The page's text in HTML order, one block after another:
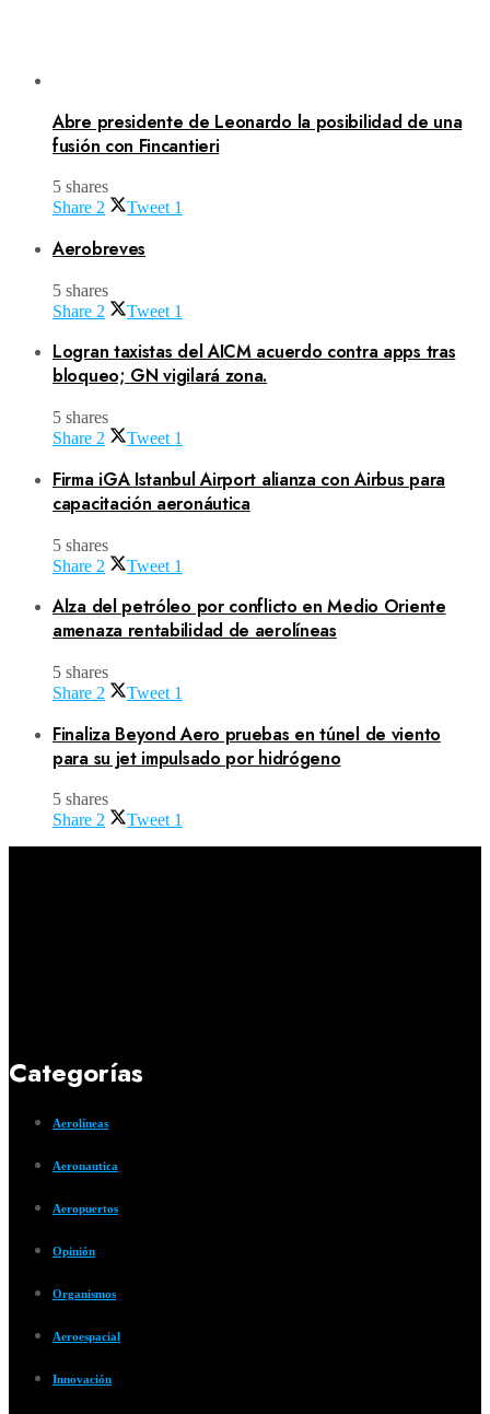
Abre presidente de Leonardo la posibilidad de una
fusión con Fincantieri
5 shares
Share 2 Tweet 1
Aerobreves
5 shares
Share 2 Tweet 1
Logran taxistas del AICM acuerdo contra apps tras
bloqueo; GN vigilará zona.
5 shares
Share 2 Tweet 1
Firma iGA Istanbul Airport alianza con Airbus para
capacitación aeronáutica
5 shares
Share 2 Tweet 1
Alza del petróleo por conflicto en Medio Oriente
amenaza rentabilidad de aerolíneas
5 shares
Share 2 Tweet 1
Finaliza Beyond Aero pruebas en túnel de viento
para su jet impulsado por hidrógeno
5 shares
Share 2 Tweet 1
Categorías
Aerolíneas
Aeronautica
Aeropuertos
Opinión
Organismos
Aeroespacial
Innovación